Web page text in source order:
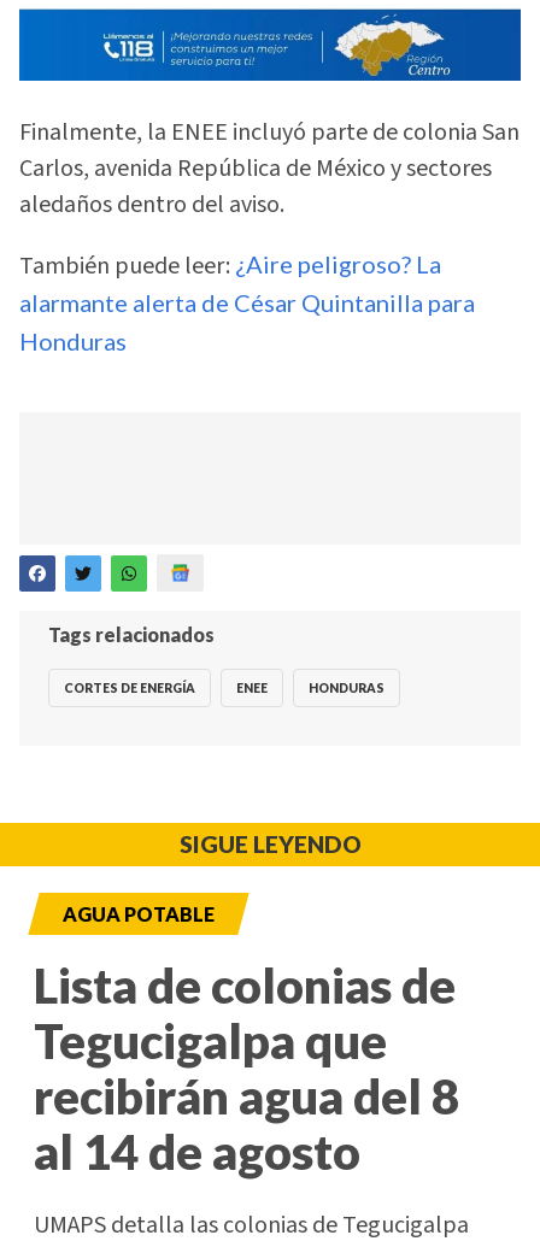
Finalmente, la ENEE incluyó parte de colonia San
Carlos, avenida República de México y sectores
aledaños dentro del aviso.
También puede leer: ¿Aire peligroso? La
alarmante alerta de César Quintanilla para
Honduras
Tags relacionados
CORTES DE ENERGÍA ENEE HONDURAS
SIGUE LEYENDO
AGUA POTABLE
Lista de colonias de
Tegucigalpa que
recibirán agua del 8
al 14 de agosto
UMAPS detalla las colonias de Tegucigalpa